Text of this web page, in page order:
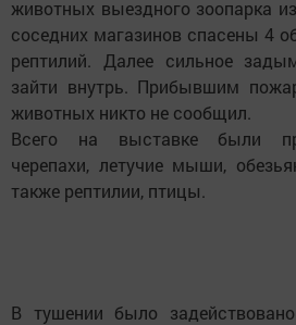
животных выездного зоопарка
соседних магазинов спасены 4
рептилий. Далее сильное
зайти внутрь. Прибывшим
животных никто не сообщил.
Всего на выставке были
черепахи, летучие мыши,
также рептилии, птицы.
В тушении было